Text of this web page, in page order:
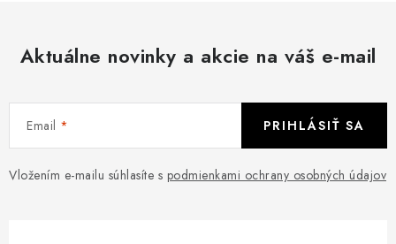
Aktuálne novinky a akcie na váš e-mail
Email
Vložením e-mailu súhlasíte s podmienkami ochrany osobných údajov
PRIHLÁSIŤ SA